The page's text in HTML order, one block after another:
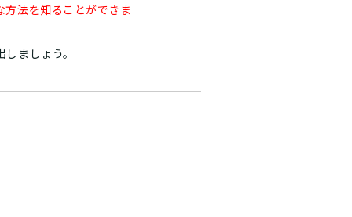
法を知ることができま
ましょう。